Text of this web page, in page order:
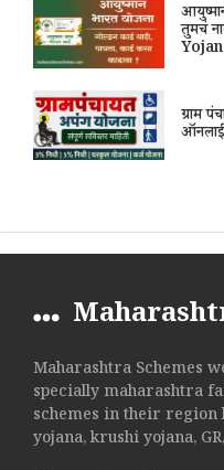
तुमचं
ग्राम
Maharashtra Schemes
specially maharashtra
schemes in their
yojana, krushi yojana,